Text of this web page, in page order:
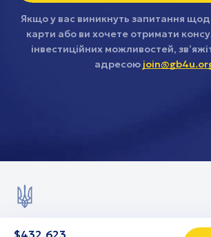
Якщо у вас виникнуть запитання
карти або ви хочете отримати
інвестиційних можливостей,
адресою
$432,623